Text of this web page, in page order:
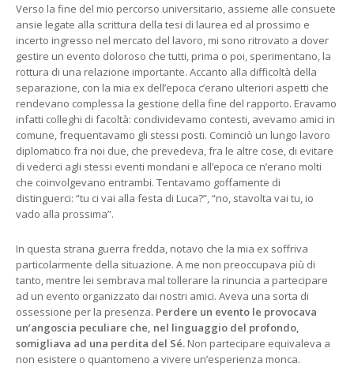
Verso la fine del mio percorso universitario, assieme alle consuete
ansie legate alla scrittura della tesi di laurea ed al prossimo e
incerto ingresso nel mercato del lavoro, mi sono ritrovato a dover
gestire un evento doloroso che tutti, prima o poi, sperimentano, la
rottura di una relazione importante. Accanto alla difficoltà della
separazione, con la mia ex dell’epoca c’erano ulteriori aspetti che
rendevano complessa la gestione della fine del rapporto. Eravamo
infatti colleghi di facoltà: condividevamo contesti, avevamo amici in
comune, frequentavamo gli stessi posti. Cominciò un lungo lavoro
diplomatico fra noi due, che prevedeva, fra le altre cose, di evitare
di vederci agli stessi eventi mondani e all’epoca ce n’erano molti
che coinvolgevano entrambi. Tentavamo goffamente di
distinguerci: “tu ci vai alla festa di Luca?”, “no, stavolta vai tu, io
vado alla prossima”.
In questa strana guerra fredda, notavo che la mia ex soffriva
particolarmente della situazione. A me non preoccupava più di
tanto, mentre lei sembrava mal tollerare la rinuncia a partecipare
ad un evento organizzato dai nostri amici. Aveva una sorta di
ossessione per la presenza. Perdere un evento le provocava
un’angoscia peculiare che, nel linguaggio del profondo,
somigliava ad una perdita del Sé. Non partecipare equivaleva a
non esistere o quantomeno a vivere un’esperienza monca.